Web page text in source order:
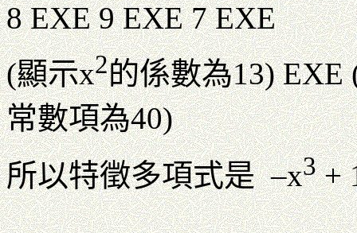
8 EXE 9 EXE 7 EXE
(顯示x2的係數為13) EXE
常數項為40)
所以特徵多項式是 –x3+